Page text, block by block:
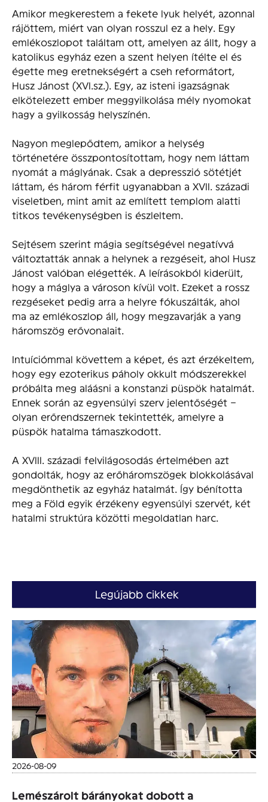
Amikor megkerestem a fekete lyuk helyét, azonnal
rájöttem, miért van olyan rosszul ez a hely. Egy
emlékoszlopot találtam ott, amelyen az állt, hogy a
katolikus egyház ezen a szent helyen ítélte el és
égette meg eretnekségért a cseh reformátort,
Husz Jánost (XVI.sz.). Egy, az isteni igazságnak
elkötelezett ember meggyilkolása mély nyomokat
hagy a gyilkosság helyszínén.
Nagyon meglepődtem, amikor a helység
történetére összpontosítottam, hogy nem láttam
nyomát a máglyának. Csak a depresszió sötétjét
láttam, és három férfit ugyanabban a XVII. századi
viseletben, mint amit az említett templom alatti
titkos tevékenységben is észleltem.
Sejtésem szerint mágia segítségével negatívvá
változtatták annak a helynek a rezgéseit, ahol Husz
Jánost valóban elégették. A leírásokból kiderült,
hogy a máglya a városon kívül volt. Ezeket a rossz
rezgéseket pedig arra a helyre fókuszálták, ahol
ma az emlékoszlop áll, hogy megzavarják a yang
háromszög erővonalait.
Intuíciómmal követtem a képet, és azt érzékeltem,
hogy egy ezoterikus páholy okkult módszerekkel
próbálta meg aláásni a konstanzi püspök hatalmát.
Ennek során az egyensúlyi szerv jelentőségét –
olyan erőrendszernek tekintették, amelyre a
püspök hatalma támaszkodott.
A XVIII. századi felvilágosodás értelmében azt
gondolták, hogy az erőháromszögek blokkolásával
megdönthetik az egyház hatalmát. Így bénította
meg a Föld egyik érzékeny egyensúlyi szervét, két
hatalmi struktúra közötti megoldatlan harc.
Legújabb cikkek
2026-08-09
Lemészárolt bárányokat dobott a